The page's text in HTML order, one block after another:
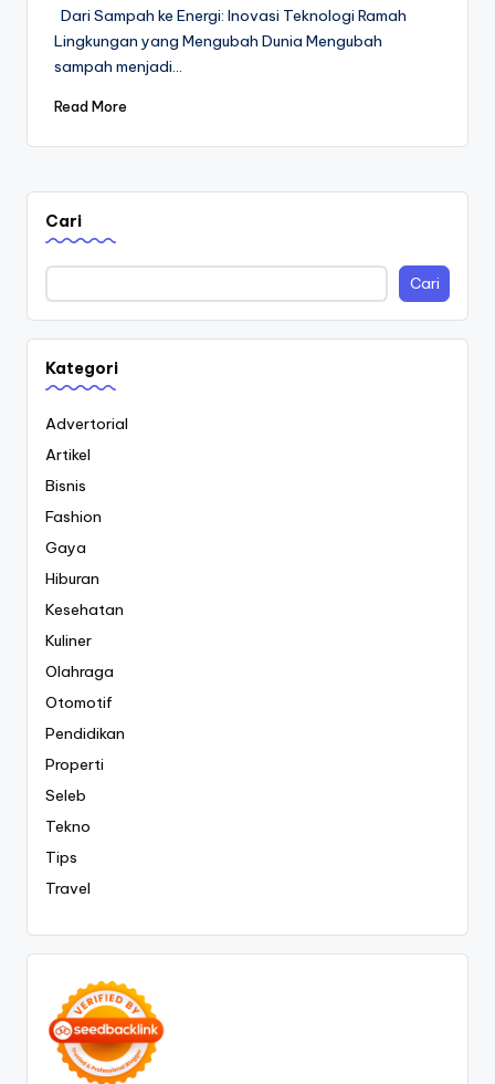
Dari Sampah ke Energi: Inovasi Teknologi Ramah
Lingkungan yang Mengubah Dunia Mengubah
sampah menjadi…
Read More
Cari
Cari
Kategori
Advertorial
Artikel
Bisnis
Fashion
Gaya
Hiburan
Kesehatan
Kuliner
Olahraga
Otomotif
Pendidikan
Properti
Seleb
Tekno
Tips
Travel